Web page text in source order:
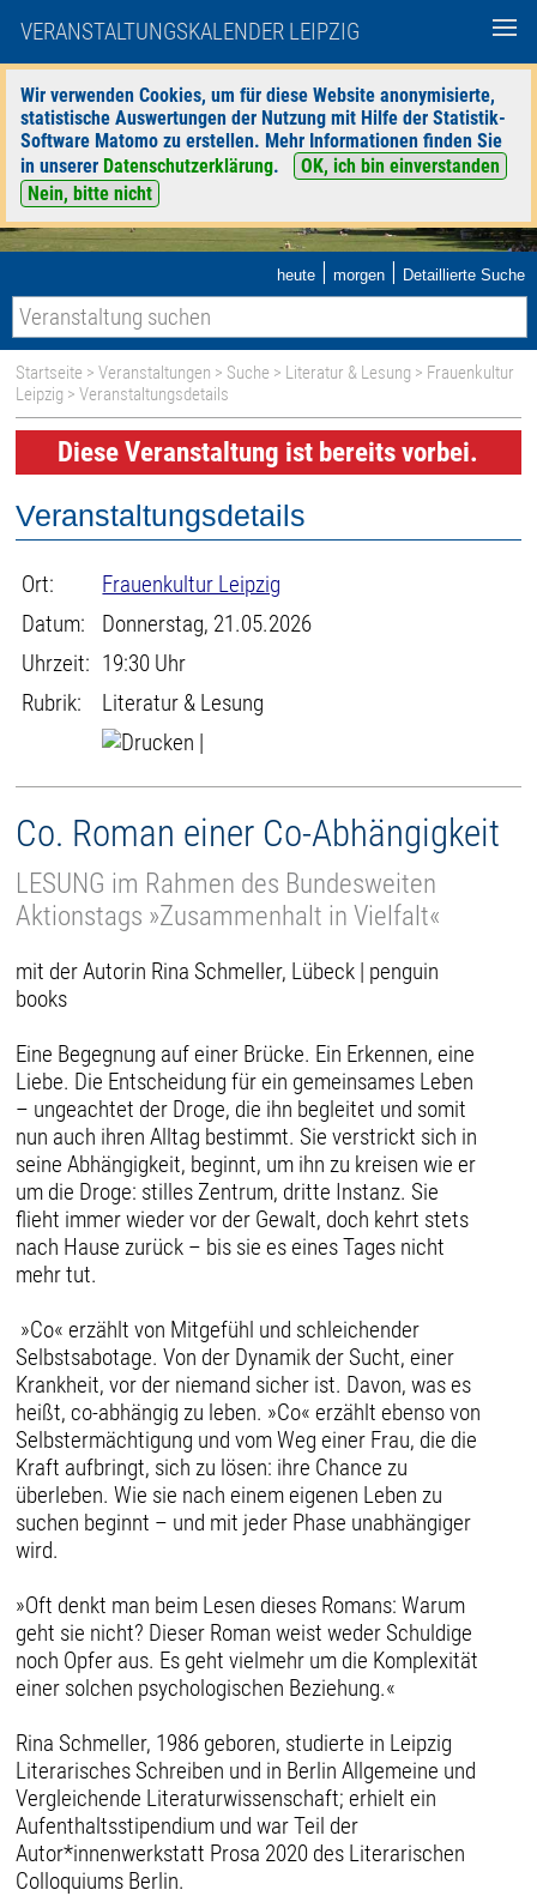
VERANSTALTUNGSKALENDER LEIPZIG
Wir verwenden Cookies, um für diese Website anonymisierte,
statistische Auswertungen der Nutzung mit Hilfe der Statistik-
Software Matomo zu erstellen. Mehr Informationen finden Sie
in unserer Datenschutzerklärung.
OK, ich bin einverstanden
Nein, bitte nicht
heute | morgen | Detaillierte Suche
Startseite >Veranstaltungen > Suche > Literatur & Lesung > Frauenkultur
Leipzig > Veranstaltungsdetails
Diese Veranstaltung ist bereits vorbei.
Veranstaltungsdetails
Ort:
Frauenkultur Leipzig
Datum:
Donnerstag, 21.05.2026
Uhrzeit: 19:30 Uhr
Rubrik:
Literatur & Lesung
|
Co. Roman einer Co-Abhängigkeit
LESUNG im Rahmen des Bundesweiten
Aktionstags »Zusammenhalt in Vielfalt«
mit der Autorin Rina Schmeller, Lübeck | penguin
books
Eine Begegnung auf einer Brücke. Ein Erkennen, eine
Liebe. Die Entscheidung für ein gemeinsames Leben
– ungeachtet der Droge, die ihn begleitet und somit
nun auch ihren Alltag bestimmt. Sie verstrickt sich in
seine Abhängigkeit, beginnt, um ihn zu kreisen wie er
um die Droge: stilles Zentrum, dritte Instanz. Sie
flieht immer wieder vor der Gewalt, doch kehrt stets
nach Hause zurück – bis sie es eines Tages nicht
mehr tut.
»Co« erzählt von Mitgefühl und schleichender
Selbstsabotage. Von der Dynamik der Sucht, einer
Krankheit, vor der niemand sicher ist. Davon, was es
heißt, co-abhängig zu leben. »Co« erzählt ebenso von
Selbstermächtigung und vom Weg einer Frau, die die
Kraft aufbringt, sich zu lösen: ihre Chance zu
überleben. Wie sie nach einem eigenen Leben zu
suchen beginnt – und mit jeder Phase unabhängiger
wird.
»Oft denkt man beim Lesen dieses Romans: Warum
geht sie nicht? Dieser Roman weist weder Schuldige
noch Opfer aus. Es geht vielmehr um die Komplexität
einer solchen psychologischen Beziehung.«
Rina Schmeller, 1986 geboren, studierte in Leipzig
Literarisches Schreiben und in Berlin Allgemeine und
Vergleichende Literaturwissenschaft; erhielt ein
Aufenthaltsstipendium und war Teil der
Autor*innenwerkstatt Prosa 2020 des Literarischen
Colloquiums Berlin.